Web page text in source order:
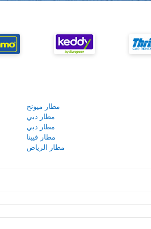
مطار ميونخ
مطار دبي
مطار دبي
مطار فيينا
مطار الرياض